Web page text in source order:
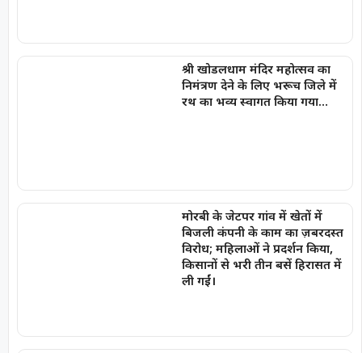
श्री खोडलधाम मंदिर महोत्सव का
निमंत्रण देने के लिए भरूच जिले में
रथ का भव्य स्वागत किया गया…
मोरबी के जेटपर गांव में खेतों में
बिजली कंपनी के काम का ज़बरदस्त
विरोध; महिलाओं ने प्रदर्शन किया,
किसानों से भरी तीन बसें हिरासत में
ली गईं।